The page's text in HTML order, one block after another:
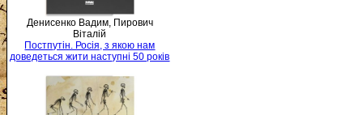
Денисенко Вадим, Пирович
Віталій
Постпутін. Росія, з якою нам
доведеться жити наступні 50 років